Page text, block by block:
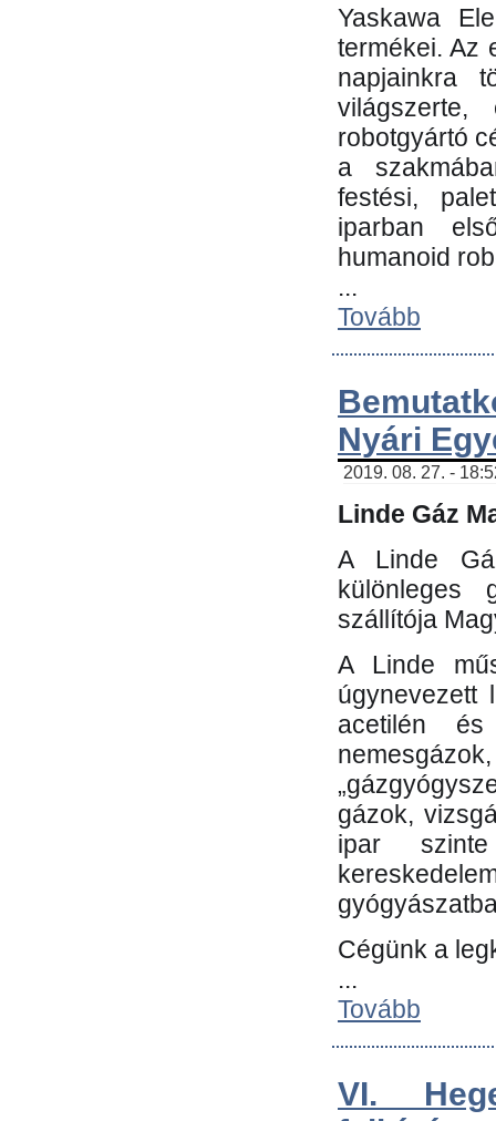
Yaskawa
termékei. Az
napjainkra
robotgyártó
a
festési,
iparban
humanoid
...
Tovább
Nyári
2019. 08. 27. -
Linde Gáz
A Linde
különleges
szállítója
A Linde
úgynevezett
acetilén és
gázok,
ipar
Cégünk a
...
Tovább
VI.